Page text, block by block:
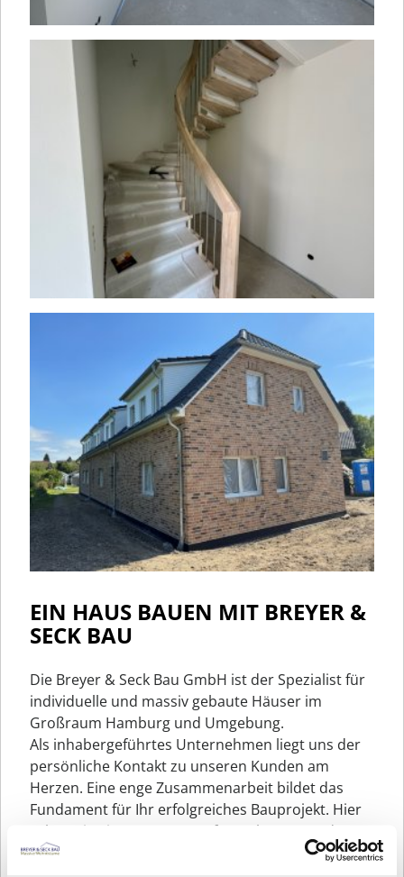
EIN HAUS BAUEN MIT BREYER &
SECK BAU
Die Breyer & Seck Bau GmbH ist der Spezialist für
individuelle und massiv gebaute Häuser im
Großraum Hamburg und Umgebung.
Als inhabergeführtes Unternehmen liegt uns der
persönliche Kontakt zu unseren Kunden am
Herzen. Eine enge Zusammenarbeit bildet das
Fundament für Ihr erfolgreiches Bauprojekt. Hier
sehen Sie eines unserer Referenzhäuser und
können sich anhand der Bilder selbst von der